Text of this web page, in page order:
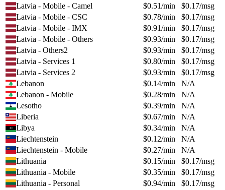
Latvia - Mobile - Camel
$0.51/min $0.17/msg
Latvia - Mobile - CSC
$0.78/min $0.17/msg
Latvia - Mobile - IMX
$0.91/min $0.17/msg
Latvia - Mobile - Others
$0.93/min $0.17/msg
Latvia - Others2
$0.93/min $0.17/msg
Latvia - Services 1
$0.80/min $0.17/msg
Latvia - Services 2
$0.93/min $0.17/msg
Lebanon
$0.14/min
N/A
Lebanon - Mobile
$0.28/min
N/A
Lesotho
$0.39/min
N/A
Liberia
$0.67/min
N/A
Libya
$0.34/min
N/A
Liechtenstein
$0.12/min
N/A
Liechtenstein - Mobile
$0.27/min
N/A
Lithuania
$0.15/min $0.17/msg
Lithuania - Mobile
$0.35/min $0.17/msg
Lithuania - Personal
$0.94/min $0.17/msg